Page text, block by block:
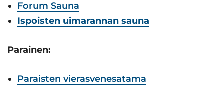
Forum Sauna
Ispoisten uimarannan sauna
Parainen:
Paraisten vierasvenesatama